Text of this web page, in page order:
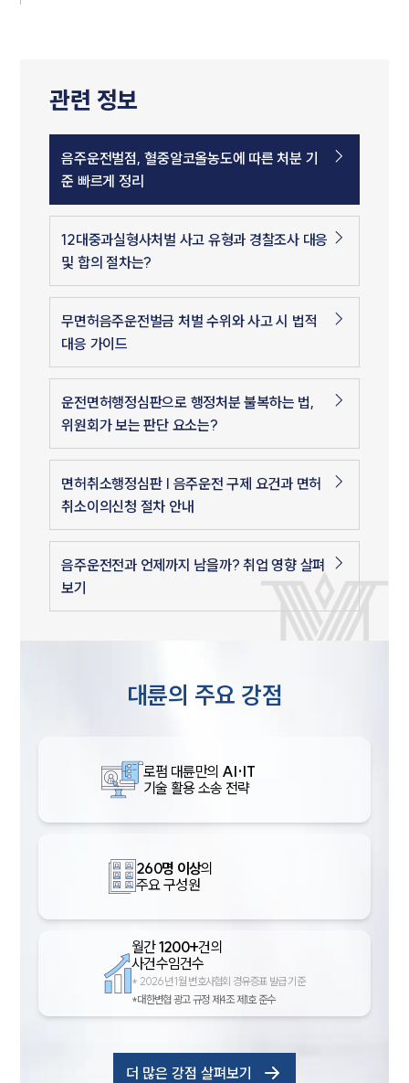
관련 정보
음주운전벌점, 혈중알코올농도에 따른 처분 기
준 빠르게 정리
12대중과실형사처벌 사고 유형과 경찰조사 대응
및 합의 절차는?
무면허음주운전벌금 처벌 수위와 사고 시 법적
대응 가이드
운전면허행정심판으로 행정처분 불복하는 법,
위원회가 보는 판단 요소는?
면허취소행정심판 | 음주운전 구제 요건과 면허
취소이의신청 절차 안내
음주운전전과 언제까지 남을까? 취업 영향 살펴
보기
대륜의 주요 강점
로펌 대륜만의 AI·IT
기술 활용 소송 전략
260명 이상의
주요 구성원
월간1200+건의
사건수임건수
* 2026년 1월 변호사협회 경유증표 발급 기준
*대한변협 광고 규정 제4조 제1호 준수
더 많은 강점 살펴보기